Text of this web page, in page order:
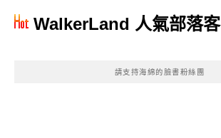
WalkerLand 人氣部落客
請支持海綿的臉書粉絲團